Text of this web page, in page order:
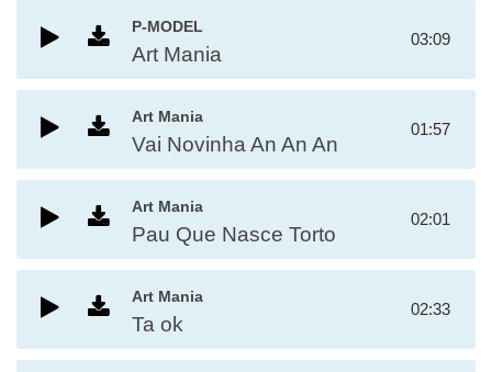
P-MODEL
Art Mania
03:09
Art Mania
Vai Novinha An An An
01:57
Art Mania
Pau Que Nasce Torto
02:01
Art Mania
Ta ok
02:33